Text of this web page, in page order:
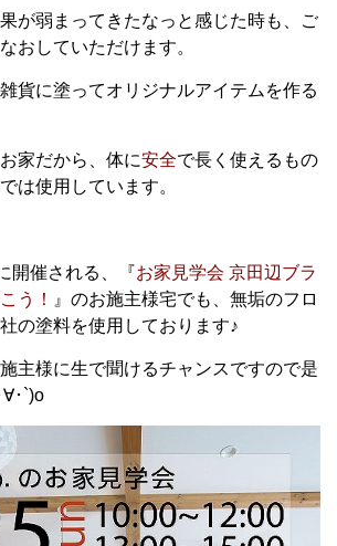
が弱まってきたなっと感じた時も、ご
おしていただけます。
貨に塗ってオリジナルアイテムを作る
家だから、体に安全で長く使えるもの
は使用しています。
開催される、『お家見学会 京田辺ブラ
う！
』のお施主様宅でも、無垢のフロ
の塗料を使用しております♪
主様に生で聞けるチャンスですので是
･`)o